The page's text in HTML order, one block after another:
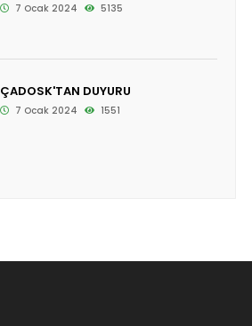
7 Ocak 2024 5135
ÇADOSK'TAN DUYURU
7 Ocak 2024 1551